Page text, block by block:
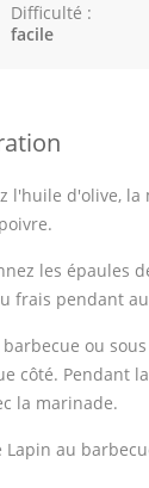
Difficulté :
facile
l'huile d'olive, la
les épaules
frais pendant
barbecue ou
côté. Pendant
la marinade.
Lapin au